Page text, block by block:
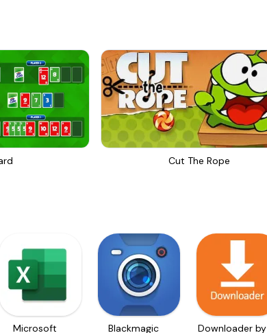
Cut The Rope
Microsoft
Blackmagic
Downloader by